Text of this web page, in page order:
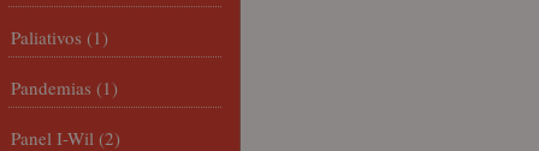
Paliativos (1)
Pandemias (1)
Panel I-Wil (2)